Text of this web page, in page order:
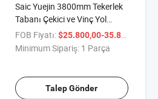
/ Parça
Saic Yuejin 3800mm Tekerlek
Tabanı Çekici ve Vinç Yol
Kenarı Yardımı için Kullanılır
FOB Fiyatı: $25.800,00-35.800,00
Minimum Sipariş: 1 Parça
Talep Gönder